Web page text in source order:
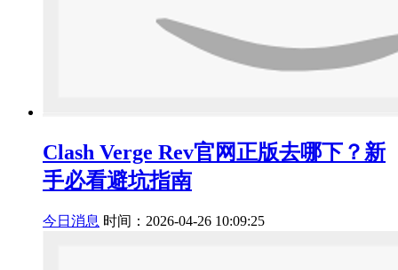
Clash Verge Rev官网正版去哪下？新
手必看避坑指南
今日消息 时间：2026-04-26 10:09:25